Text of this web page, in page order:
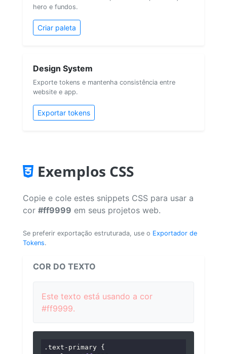
hero e fundos.
Criar paleta
Design System
Exporte tokens e mantenha consistência entre
website e app.
Exportar tokens
Exemplos CSS
Copie e cole estes snippets CSS para usar a
cor #ff9999 em seus projetos web.
Se preferir exportação estruturada, use o Exportador de
Tokens.
COR DO TEXTO
Este texto está usando a cor
#ff9999.
.text-primary {